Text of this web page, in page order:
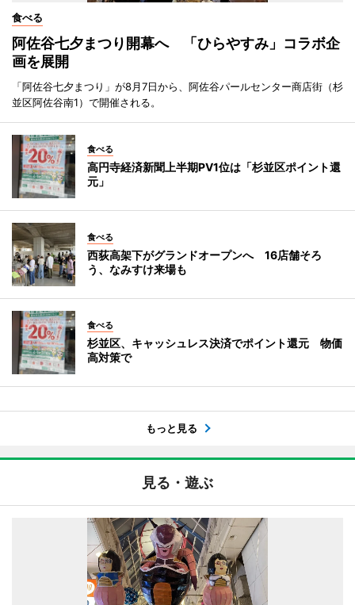
食べる
阿佐谷七夕まつり開幕へ 「ひらやすみ」コラボ企
画を展開
「阿佐谷七夕まつり」が8月7日から、阿佐谷パールセンター商店街（杉
並区阿佐谷南1）で開催される。
食べる
高円寺経済新聞上半期PV1位は「杉並区ポイント還
元」
食べる
西荻高架下がグランドオープンへ 16店舗そろ
う、なみすけ来場も
食べる
杉並区、キャッシュレス決済でポイント還元 物価
高対策で
もっと見る
見る・遊ぶ